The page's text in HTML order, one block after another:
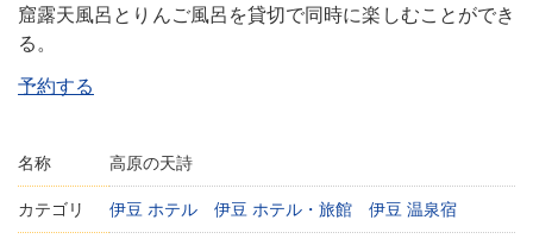
窟露天風呂とりんご風呂を貸切で同時に楽しむことができ
る。
予約する
名称 高原の天詩
カテゴリ 伊豆 ホテル 伊豆 ホテル・旅館 伊豆 温泉宿